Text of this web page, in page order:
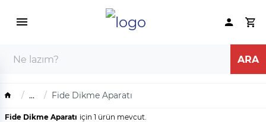
... Fide Dikme Aparatı
Fide Dikme Aparatı için 1 ürün mevcut.